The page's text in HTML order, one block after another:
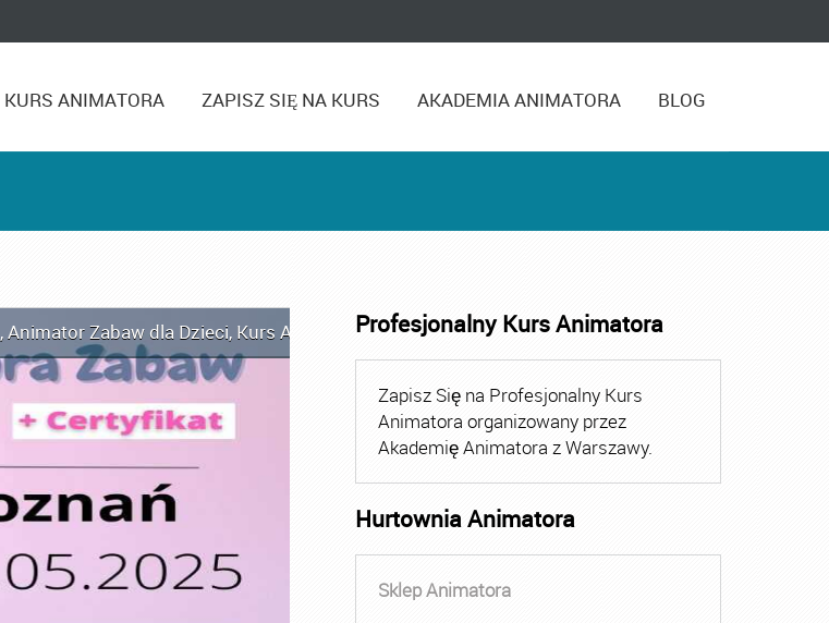
KURS ANIMATORA ZAPISZ SIĘ NA KURS AKADEMIA ANIMATORA BLOG
,Animator Zabaw dla Dzieci, Kurs Animatora,Kurs Animatora Czasu Wolnego,Kurs Animatora
Profesjonalny Kurs Animatora
Zapisz Się na Profesjonalny Kurs
Animatora organizowany przez
Akademię Animatora z Warszawy.
Hurtownia Animatora
Sklep Animatora